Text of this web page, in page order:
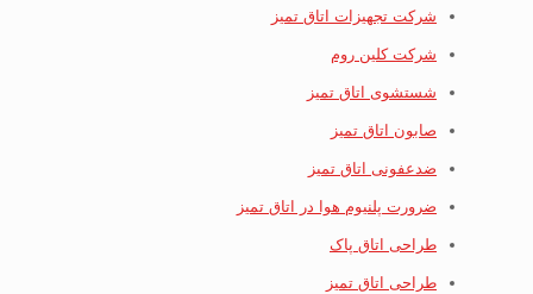
شرکت تجهیزات اتاق تمیز
شرکت کلین روم
شستشوی اتاق تمیز
صابون اتاق تمیز
ضدعفونی اتاق تمیز
ضرورت پلنیوم هوا در اتاق تمیز
طراحی اتاق پاک
طراحی اتاق تمیز